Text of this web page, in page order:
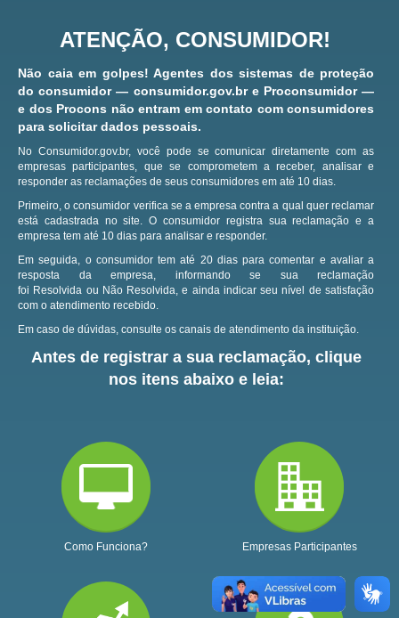
ATENÇÃO, CONSUMIDOR!
Não caia em golpes! Agentes dos sistemas de proteção
do consumidor — consumidor.gov.br e Proconsumidor —
e dos Procons não entram em contato com consumidores
para solicitar dados pessoais.
No Consumidor.gov.br, você pode se comunicar diretamente com as
empresas participantes, que se comprometem a receber, analisar e
responder as reclamações de seus consumidores em até 10 dias.
Primeiro, o consumidor verifica se a empresa contra a qual quer reclamar
está cadastrada no site.O consumidor registra sua reclamação e a
empresa tem até 10 dias para analisar e responder.
Em seguida, o consumidor tem até 20 dias para comentar e avaliar a
resposta da empresa, informando se sua reclamação
foi Resolvida ou Não Resolvida, e ainda indicar seu nível de satisfação
com o atendimento recebido.
Em caso de dúvidas, consulte os canais de atendimento da instituição.
Antes de registrar a sua reclamação, clique
nos itens abaixo e leia:
Como Funciona? Empresas Participantes